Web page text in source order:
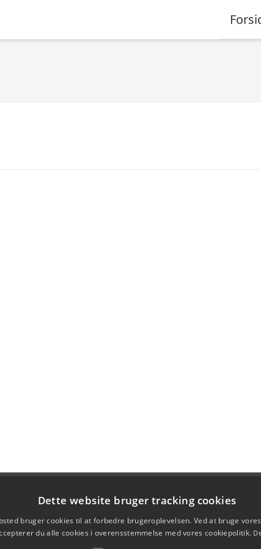
Dette website bruger tracking cookies
bruger cookies til at forbedre brugeroplevelsen. Ved at bruge
du alle cookies i overensstemmelse med vores cookiepolitik.